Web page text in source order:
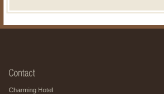
Charming Hotel